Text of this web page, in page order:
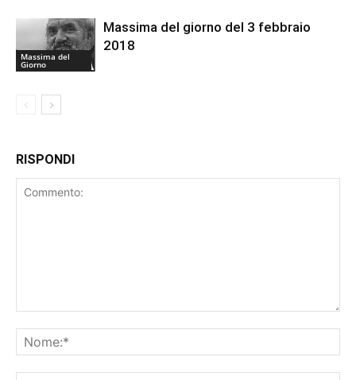
Massima del
Giorno
Massima del giorno del 3 febbraio
2018
RISPONDI